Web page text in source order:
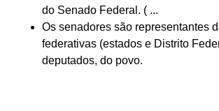
do Senado Federal. ( ...
Os senadores são representantes
federativas (estados e Distrito
deputados, do povo.